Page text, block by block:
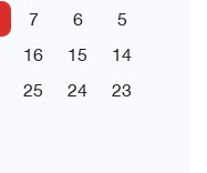
5
6
7
14
15
16
23
24
25